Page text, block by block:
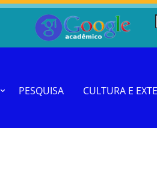
PESQUISA CULTURA E